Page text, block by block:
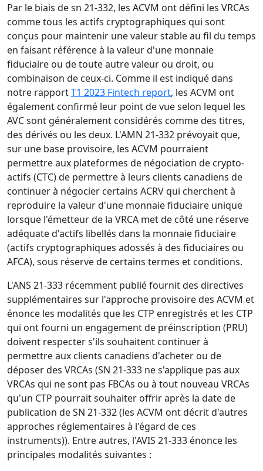
Par le biais de sn 21-332, les ACVM ont défini les VRCAs
comme tous les actifs cryptographiques qui sont
conçus pour maintenir une valeur stable au fil du temps
en faisant référence à la valeur d'une monnaie
fiduciaire ou de toute autre valeur ou droit, ou
combinaison de ceux-ci. Comme il est indiqué dans
notre rapportT1 2023 Fintech report, les ACVM ont
également confirmé leur point de vue selon lequel les
AVC sont généralement considérés comme des titres,
des dérivés ou les deux. L'AMN 21-332 prévoyait que,
sur une base provisoire, les ACVM pourraient
permettre aux plateformes de négociation de crypto-
actifs (CTC) de permettre à leurs clients canadiens de
continuer à négocier certains ACRV qui cherchent à
reproduire la valeur d'une monnaie fiduciaire unique
lorsque l'émetteur de la VRCA met de côté une réserve
adéquate d'actifs libellés dans la monnaie fiduciaire
(actifs cryptographiques adossés à des fiduciaires ou
AFCA), sous réserve de certains termes et conditions.
L'ANS 21-333 récemment publié fournit des directives
supplémentaires sur l'approche provisoire des ACVM et
énonce les modalités que les CTP enregistrés et les CTP
qui ont fourni un engagement de préinscription (PRU)
doivent respecter s'ils souhaitent continuer à
permettre aux clients canadiens d'acheter ou de
déposer des VRCAs (SN 21-333 ne s'applique pas aux
VRCAs qui ne sont pas FBCAs ou à tout nouveau VRCAs
qu'un CTP pourrait souhaiter offrir après la date de
publication de SN 21-332 (les ACVM ont décrit d'autres
approches réglementaires à l'égard de ces
instruments)). Entre autres, l'AVIS 21-333 énonce les
principales modalités suivantes :